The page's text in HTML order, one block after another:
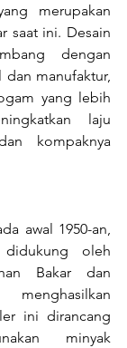
merupakan
saat ini. Desain
dengan
manufaktur,
yang lebih
laju
kompaknya
awal 1950-an,
oleh
Bakar dan
ini dirancang
minyak